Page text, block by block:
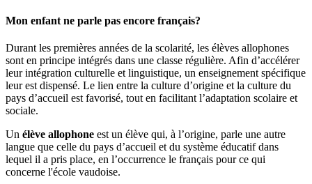
Mon enfant ne parle pas encore français?
Durant les premières années de la scolarité, les élèves allophones
sont en principe intégrés dans une classe régulière. Afin d’accélérer
leur intégration culturelle et linguistique, un enseignement spécifique
leur est dispensé. Le lien entre la culture d’origine et la culture du
pays d’accueil est favorisé, tout en facilitant l’adaptation scolaire et
sociale.
Un élève allophone est un élève qui, à l’origine, parle une autre
langue que celle du pays d’accueil et du système éducatif dans
lequel il a pris place, en l’occurrence le français pour ce qui
concerne l'école vaudoise.